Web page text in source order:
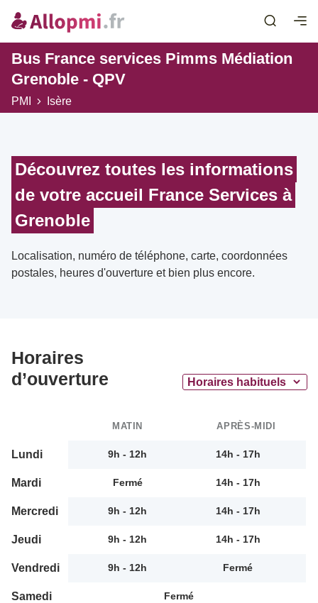
Bus France services Pimms Médiation
Grenoble - QPV
PMI Isère
Découvrez toutes les informations
de votre accueil France Services à
Grenoble
Localisation, numéro de téléphone, carte, coordonnées
postales, heures d'ouverture et bien plus encore.
Horaires
d’ouverture
MATIN APRÈS-MIDI
Lundi 9h - 12h 14h - 17h
Mardi Fermé 14h - 17h
Mercredi 9h - 12h 14h - 17h
Jeudi 9h - 12h 14h - 17h
Vendredi 9h - 12h Fermé
Samedi Fermé